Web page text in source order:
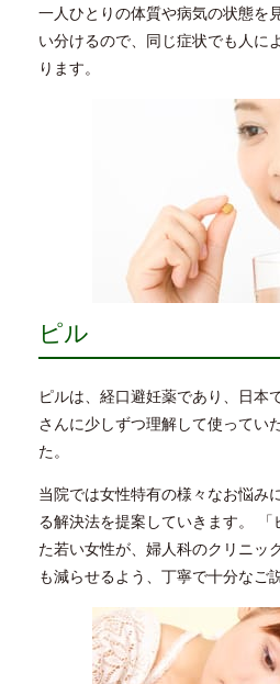
一人ひとりの体質や病気の状態を
い分けるので、同じ症状でも人に
ります。
ピル
ピルは、経口避妊薬であり、日本
さんに少しずつ理解して使ってい
た。
当院では女性特有の様々なお悩み
る解決法を提案していきます。 「
た若い女性が、婦人科のクリニッ
も減らせるよう、丁寧で十分なご